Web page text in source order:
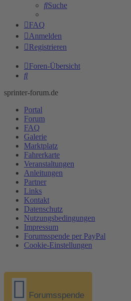
Suche
FAQ
Anmelden
Registrieren
Foren-Übersicht
Suche
sprinter-forum.de
Portal
Forum
FAQ
Galerie
Marktplatz
Fahrerkarte
Veranstaltungen
Anleitungen
Partner
Links
Kontakt
Datenschutz
Nutzungsbedingungen
Impressum
Forumsspende per PayPal
Cookie-Einstellungen
Forumsspende